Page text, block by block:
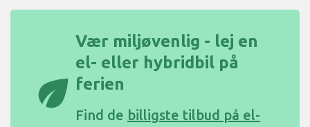
eco
Vær miljøvenlig - lej en
el- eller hybridbil på
ferien
Find de billigste tilbud på el-